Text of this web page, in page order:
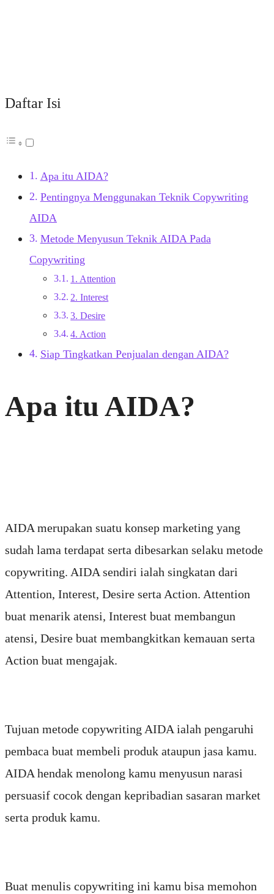
Daftar Isi
Apa itu AIDA?
Pentingnya Menggunakan Teknik Copywriting
AIDA
Metode Menyusun Teknik AIDA Pada
Copywriting
1. Attention
2. Interest
3. Desire
4. Action
Siap Tingkatkan Penjualan dengan AIDA?
Apa itu AIDA?
AIDA merupakan suatu konsep marketing yang
sudah lama terdapat serta dibesarkan selaku metode
copywriting. AIDA sendiri ialah singkatan dari
Attention, Interest, Desire serta Action. Attention
buat menarik atensi, Interest buat membangun
atensi, Desire buat membangkitkan kemauan serta
Action buat mengajak.
Tujuan metode copywriting AIDA ialah pengaruhi
pembaca buat membeli produk ataupun jasa kamu.
AIDA hendak menolong kamu menyusun narasi
persuasif cocok dengan kepribadian sasaran market
serta produk kamu.
Buat menulis copywriting ini kamu bisa memohon